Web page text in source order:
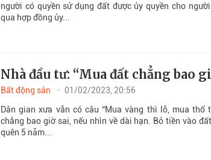
người có quyền sử dụng đất được ủy quyền cho
qua hợp đồng ủy...
Nhà đầu tư: “Mua đất chẳng bao
Bất động sản
01/02/2023, 20:56
Dân gian xưa vẫn có câu “Mua vàng thì lỗ, mua thổ
chẳng bao giờ sai, nếu nhìn về dài hạn. Bỏ tiền vào
quên 5 năm...